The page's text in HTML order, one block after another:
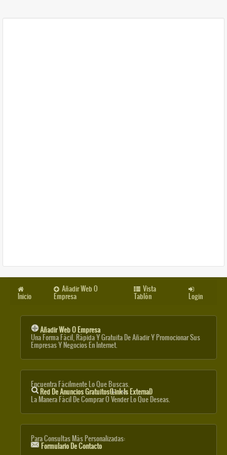
Inicio
Añadir Web O
Empresa
Vista
Tablón Login
Añadir Web O Empresa
Una Forma Fácil, Rápida Y Gratuita De Añadir Y Promocionar Sus
Empresas Y Negocios En Internet.
Encuentra Fácilmente Lo Que Buscas.
Red De Anuncios Gratuitos(link Is External)
La Manera Fácil De Comprar O Vender Lo Que Deseas.
Para Consultas Más Personalizadas:
Formulario De Contacto